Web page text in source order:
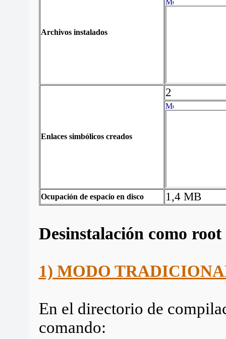
Archivos instalados
Enlaces simbólicos creados
2
Ocupación de espacio en disco 1,4 MB
Desinstalación como root
1) MODO
En el directorio de
comando: